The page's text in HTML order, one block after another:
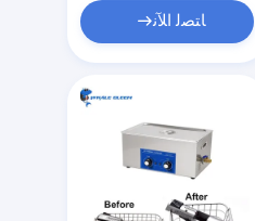
ﺎﺘﺼﻟ ﺍﻶﻧ